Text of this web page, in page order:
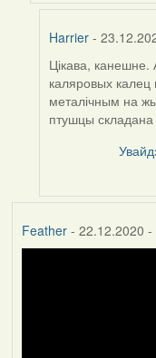
Harrier-
In
reply
to
by
Цікава,
каляровых
металічным на
птушцы складана
Feather- 22.12.2020 -